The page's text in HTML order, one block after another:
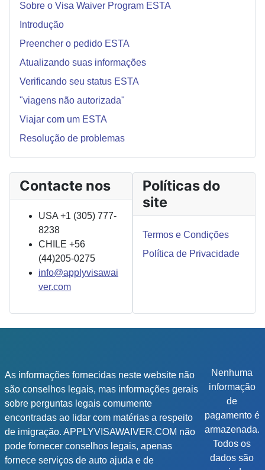
Sobre o Visa Waiver Program ESTA
Introdução
Preencher o pedido ESTA
Atualizando suas informações
Verificando seu status ESTA
"viagens não autorizada"
Viajar com um ESTA
Resolução de problemas
Contacte nos
USA +1 (305) 777-
8238
CHILE +56
(44)205-0275
info@applyvisawai
ver.com
Políticas do
site
Termos e Condições
Política de Privacidade
As informações fornecidas neste website não
são conselhos legais, mas informações gerais
sobre perguntas legais comumente
encontradas ao lidar com matérias a respeito
de imigração. APPLYVISAWAIVER.COM não
pode fornecer conselhos legais, apenas
fornece serviços de auto ajuda e de
Nenhuma
informação
de
pagamento é
armazenada.
Todos os
dados são